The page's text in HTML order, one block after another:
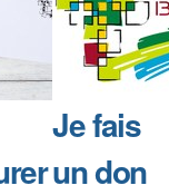
Je fais
un don